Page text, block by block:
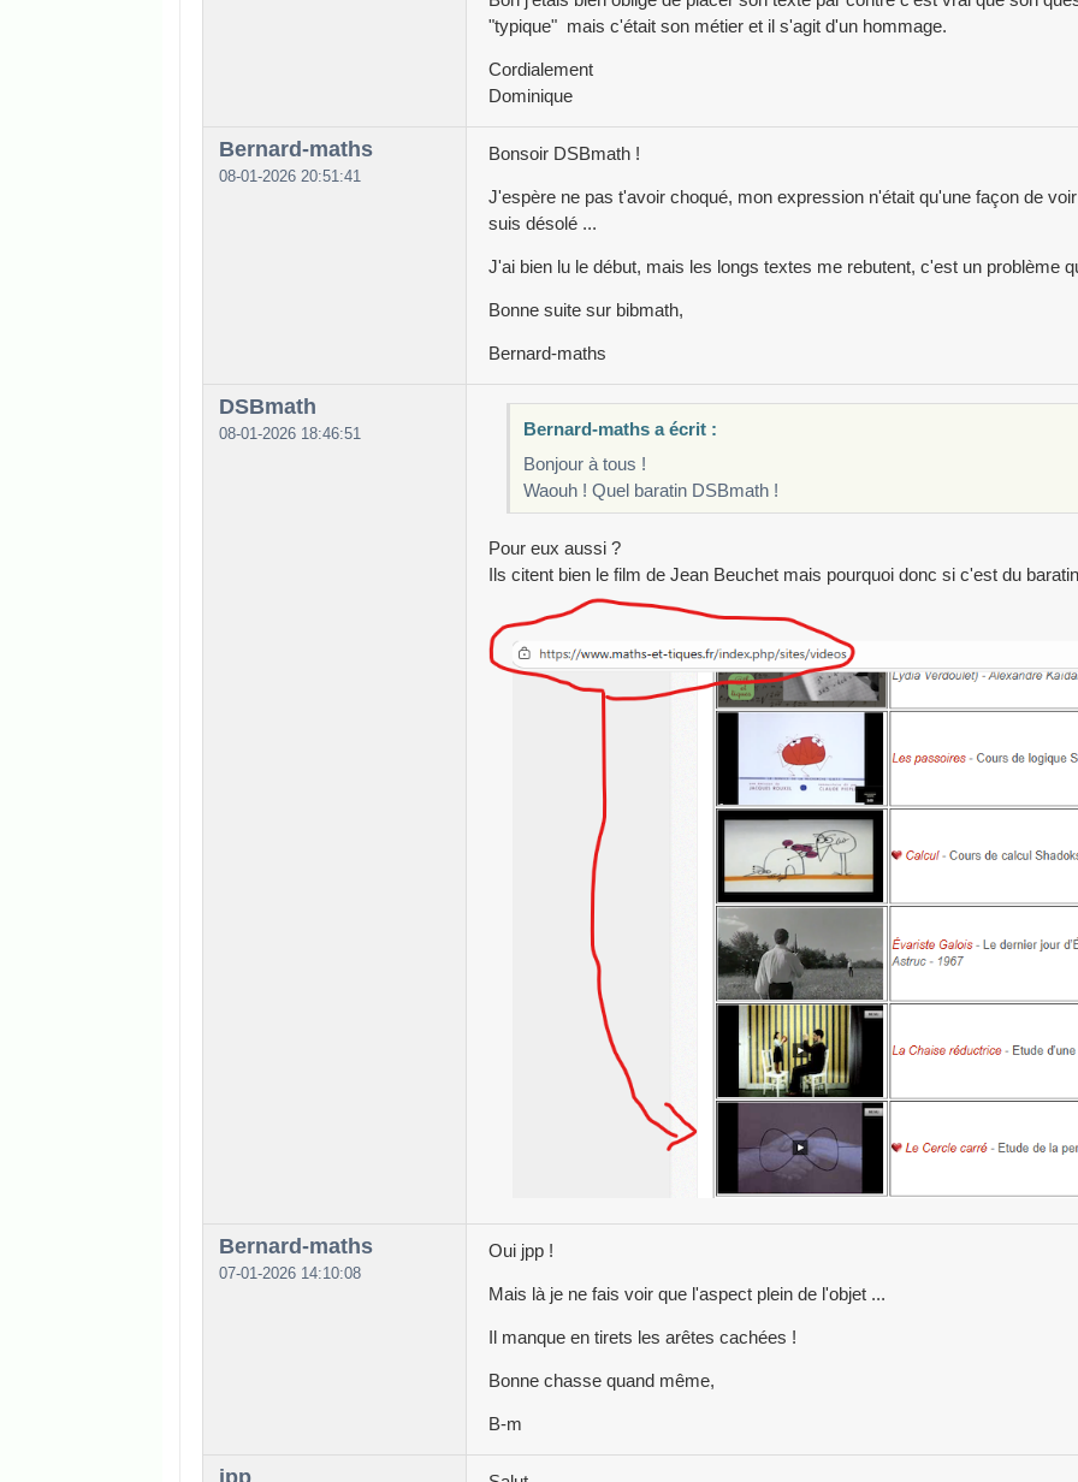
"typique" mais c'était son métier et il s'agit d'un hommage.
Cordialement
Dominique
Bernard-maths
08-01-2026 20:51:41
Bonsoir DSBmath !
J'espère ne pas t'avoir choqué, mon expression n'était qu'une façon de
suis désolé ...
J'ai bien lu le début, mais les longs textes me rebutent, c'est un problème
Bonne suite sur bibmath,
Bernard-maths
DSBmath
08-01-2026 18:46:51
Bernard-maths a écrit :
Bonjour à tous !
Waouh ! Quel baratin DSBmath !
Pour eux aussi ?
Ils citent bien le film de Jean Beuchet mais pourquoi donc si c'est du
Bernard-maths
07-01-2026 14:10:08
Oui jpp !
Mais là je ne fais voir que l'aspect plein de l'objet ...
Il manque en tirets les arêtes cachées !
Bonne chasse quand même,
B-m
jpp